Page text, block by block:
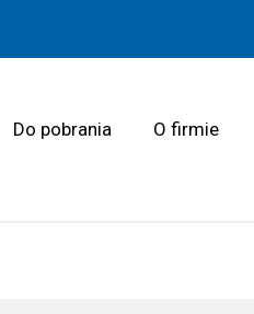
Do pobrania O firmie